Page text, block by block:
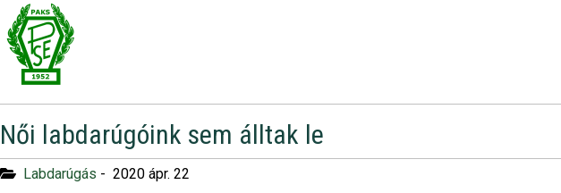
Női labdarúgóink sem álltak le
Labdarúgás - 2020 ápr. 22